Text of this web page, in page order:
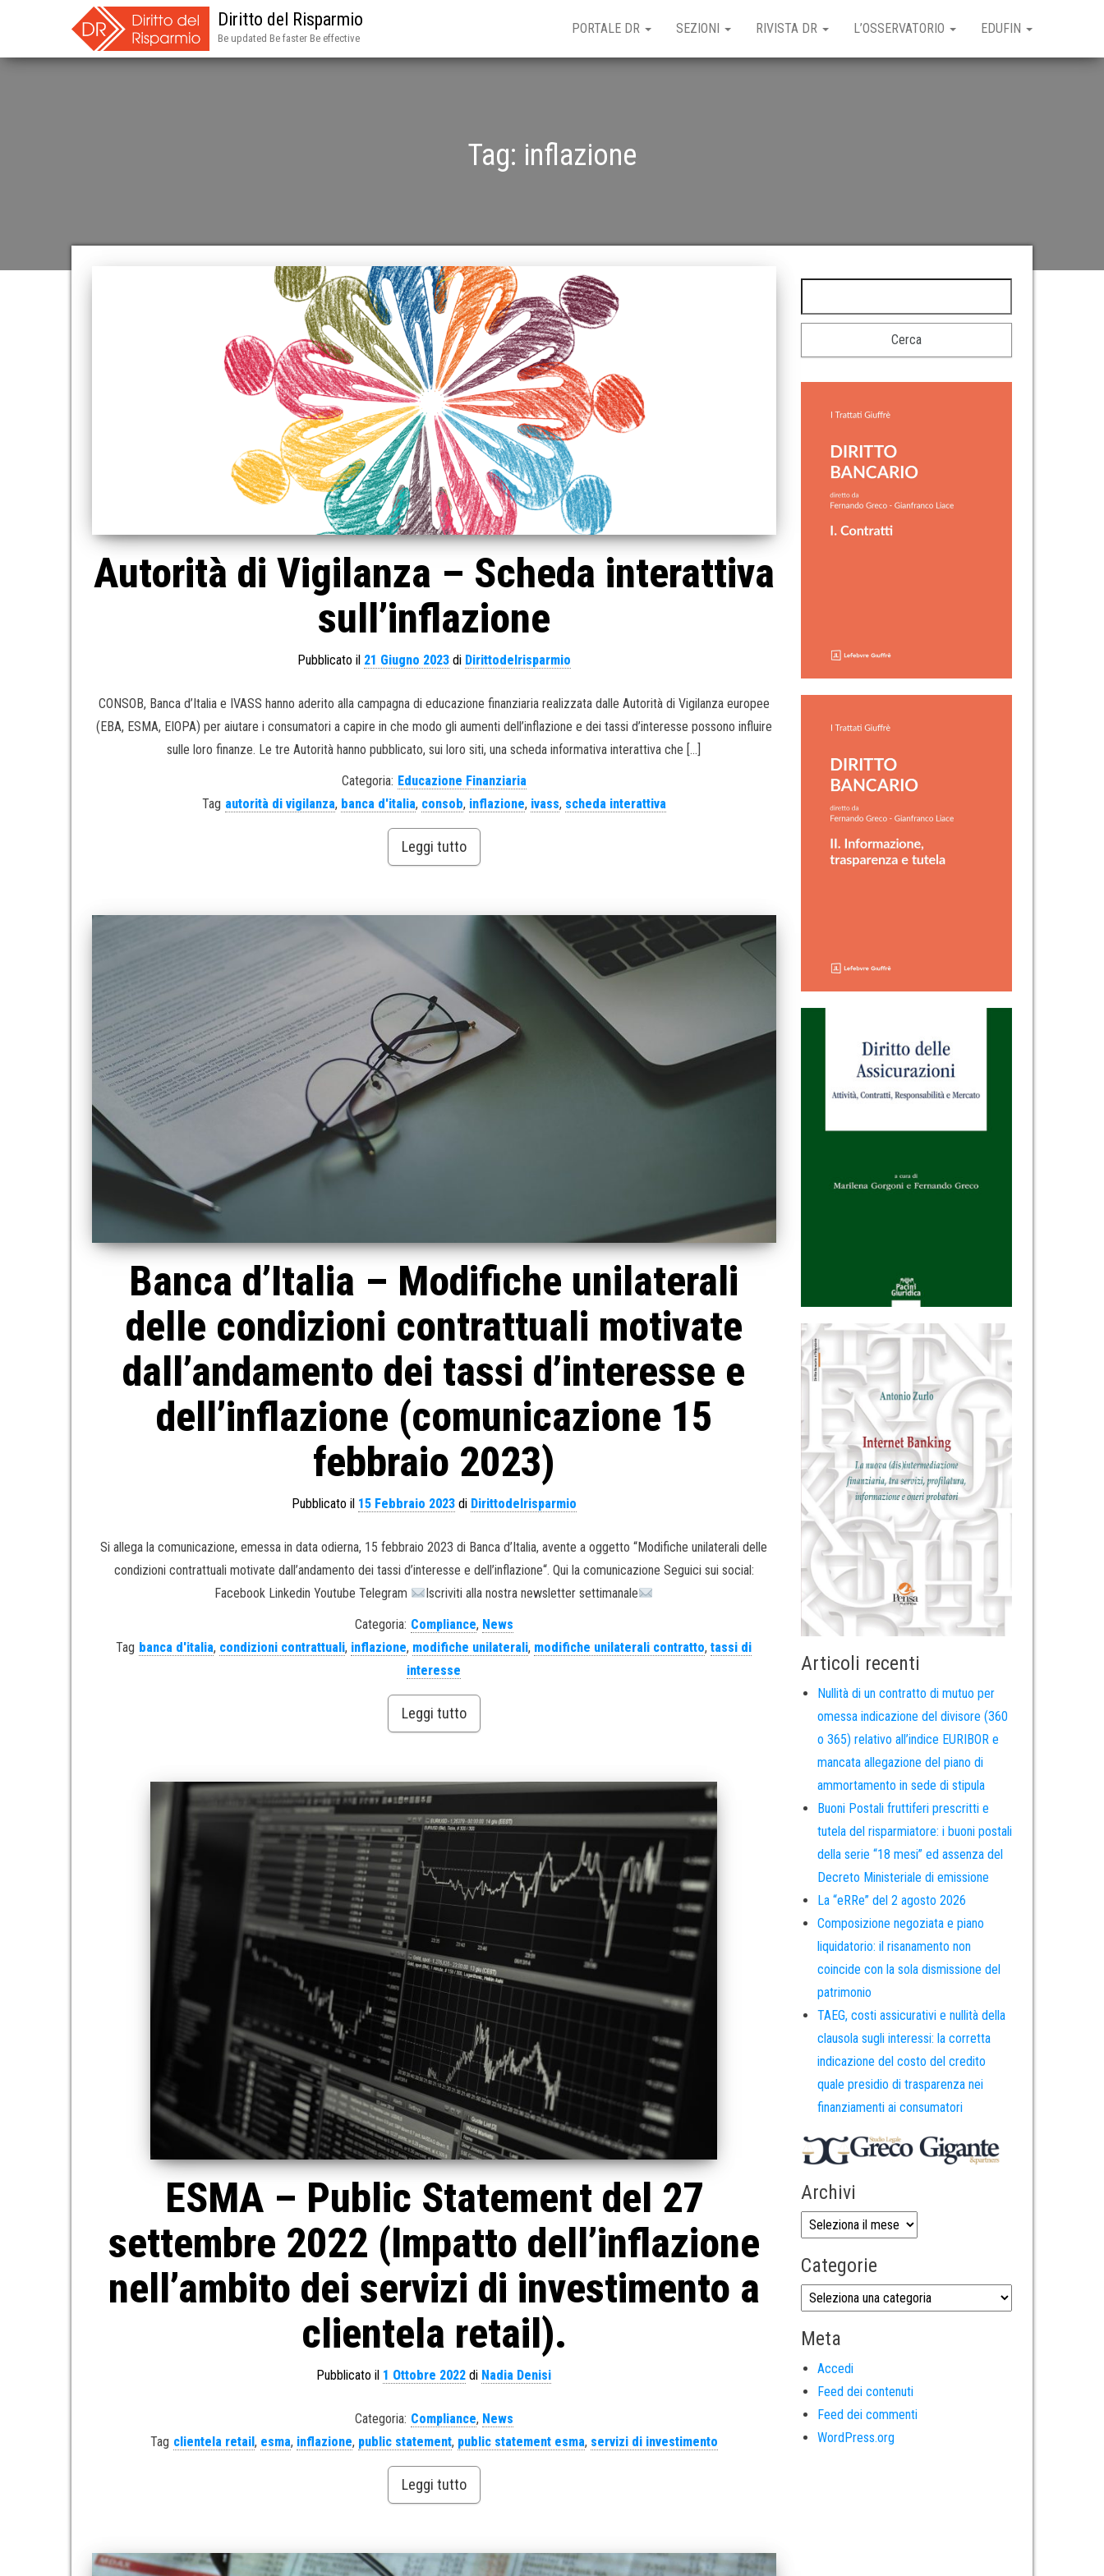
Diritto del Risparmio
Be updated Be faster Be effective
PORTALE DR SEZIONI RIVISTA DR L’OSSERVATORIO EDUFIN
Tag: inflazione
Autorità di Vigilanza – Scheda interattiva
sull’inflazione
Pubblicato il 21 Giugno 2023di Dirittodelrisparmio
CONSOB, Banca d’Italia e IVASS hanno aderito alla campagna di educazione finanziaria realizzata dalle Autorità di Vigilanza europee
(EBA, ESMA, EIOPA) per aiutare i consumatori a capire in che modo gli aumenti dell’inflazione e dei tassi d’interesse possono influire
sulle loro finanze. Le tre Autorità hanno pubblicato, sui loro siti, una scheda informativa interattiva che […]
Categoria: Educazione Finanziaria
Tag autorità di vigilanza, banca d'italia, consob, inflazione, ivass, scheda interattiva
Leggi tutto
Banca d’Italia – Modifiche unilaterali
delle condizioni contrattuali motivate
dall’andamento dei tassi d’interesse e
dell’inflazione (comunicazione 15
febbraio 2023)
Pubblicato il 15 Febbraio 2023di Dirittodelrisparmio
Si allega la comunicazione, emessa in data odierna, 15 febbraio 2023 di Banca d’Italia, avente a oggetto “Modifiche unilaterali delle
condizioni contrattuali motivate dall’andamento dei tassi d’interesse e dell’inflazione“. Qui la comunicazione Seguici sui social:
Facebook Linkedin Youtube Telegram
Iscriviti alla nostra newsletter settimanale
Categoria: Compliance, News
Tag banca d'italia, condizioni contrattuali, inflazione, modifiche unilaterali, modifiche unilaterali contratto,tassi di
interesse
Leggi tutto
ESMA – Public Statement del 27
settembre 2022 (Impatto dell’inflazione
nell’ambito dei servizi di investimento a
clientela retail).
Pubblicato il 1 Ottobre 2022 di Nadia Denisi
Categoria: Compliance, News
Tag clientela retail , esma, inflazione, public statement, public statement esma, servizi di investimento
Leggi tutto
Articoli recenti
Nullità di un contratto di mutuo per
omessa indicazione del divisore (360
o 365) relativo all’indice EURIBOR e
mancata allegazione del piano di
ammortamento in sede di stipula
Buoni Postali fruttiferi prescritti e
tutela del risparmiatore: i buoni postali
della serie “18 mesi” ed assenza del
Decreto Ministeriale di emissione
La “eRRe” del 2 agosto 2026
Composizione negoziata e piano
liquidatorio: il risanamento non
coincide con la sola dismissione del
patrimonio
TAEG, costi assicurativi e nullità della
clausola sugli interessi: la corretta
indicazione del costo del credito
quale presidio di trasparenza nei
finanziamenti ai consumatori
Archivi
Categorie
Meta
Accedi
Feed dei contenuti
Feed dei commenti
WordPress.org